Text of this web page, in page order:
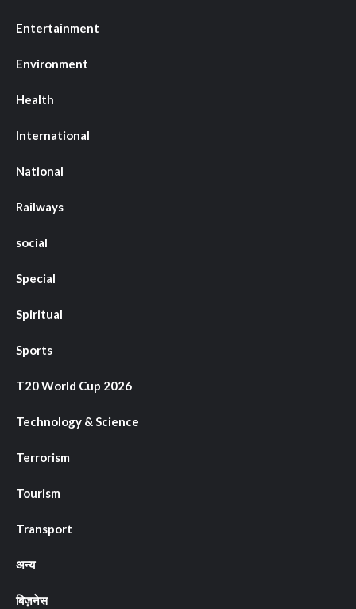
Entertainment
Environment
Health
International
National
Railways
social
Special
Spiritual
Sports
T20 World Cup 2026
Technology & Science
Terrorism
Tourism
Transport
अन्य
बिज़नेस